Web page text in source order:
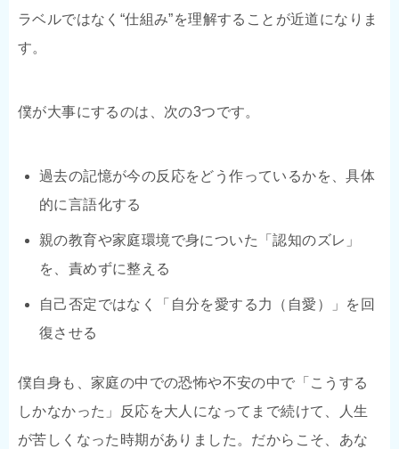
ラベルではなく“仕組み”を理解することが近道になりま
す。
僕が大事にするのは、次の3つです。
過去の記憶が今の反応をどう作っているかを、具体
的に言語化する
親の教育や家庭環境で身についた「認知のズレ」
を、責めずに整える
自己否定ではなく「自分を愛する力（自愛）」を回
復させる
僕自身も、家庭の中での恐怖や不安の中で「こうする
しかなかった」反応を大人になってまで続けて、人生
が苦しくなった時期がありました。だからこそ、あな